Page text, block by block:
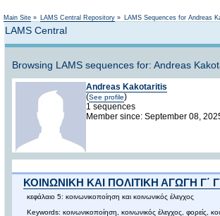
Main Site » LAMS Central Repository » LAMS Sequences for Andreas
LAMS Central
Browsing LAMS sequences for: Andreas
Andreas Kakotaritis
(See profile)
1 sequences
Member since: September 08,
ΚΟΙΝΩΝΙΚΗ ΚΑΙ ΠΟΛΙΤΙΚΗ ΑΓΩΓΗ Γ΄
κεφάλαιο 5: κοινωνικοποίηση και κοινωνικός έλεγχος
Keywords: κοινωνικοποίηση, κοινωνικός έλεγχος, φορείς,